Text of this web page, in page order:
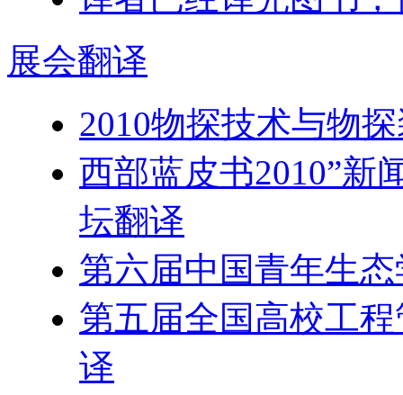
展会翻译
2010物探技术与物
西部蓝皮书2010”新
坛翻译
第六届中国青年生
第五届全国高校工
译